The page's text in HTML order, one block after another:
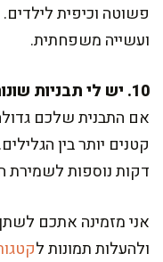
פשוטה וכיפית
ועשייה משפחתית.
10. יש לי תבניות שונות בגודל. זה ישפיע?
אם התבנית שלכם
קטנים יותר בין
דקות נוספות לשמירת
אני מזמינה אתכם
ולהעלות תמונות ל